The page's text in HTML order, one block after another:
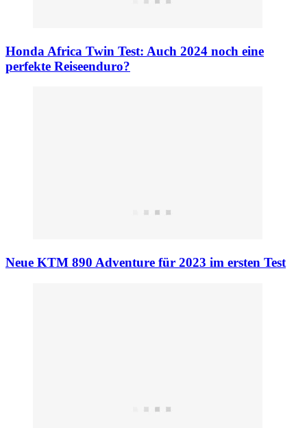
Honda Africa Twin Test: Auch 2024 noch eine
perfekte Reiseenduro?
Neue KTM 890 Adventure für 2023 im ersten Test